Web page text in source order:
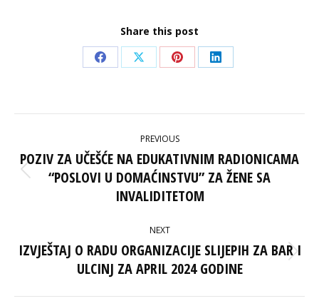
Share this post
Share
Facebook
Share
X
Share
Pinterest
Share
LinkedIn
NAVIGATION
PREVIOUS
Previous
post:
POZIV ZA UČEŠĆE NA EDUKATIVNIM RADIONICAMA
“POSLOVI U DOMAĆINSTVU” ZA ŽENE SA
INVALIDITETOM
NEXT
Next
post:
IZVJEŠTAJ O RADU ORGANIZACIJE SLIJEPIH ZA BAR I
ULCINJ ZA APRIL 2024 GODINE